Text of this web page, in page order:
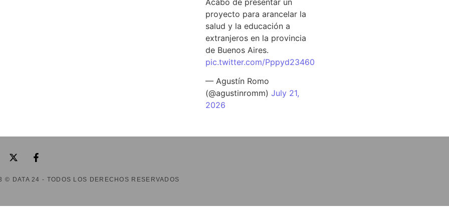
proyecto para arancelar la
salud y la educación a
extranjeros en la provincia
de Buenos Aires.
pic.twitter.com/Pppyd23460
— Agustín Romo
(@agustinromm)July 21,
2026
© DATA 24 - TODOS LOS DERECHOS RESERVADOS